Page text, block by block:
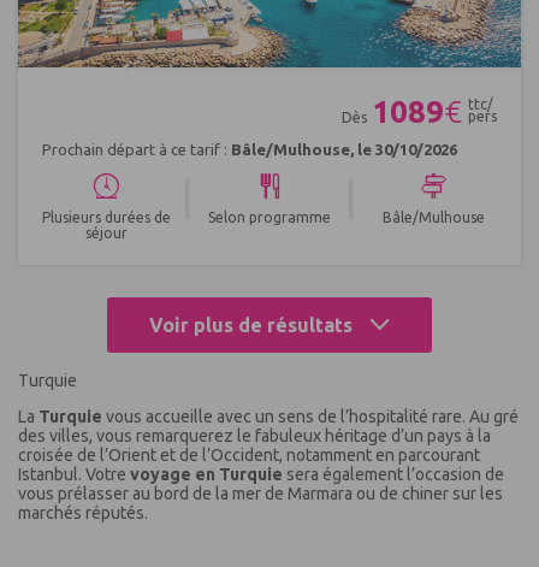
Dès 1089€ ttc/
pers
Prochain départ à ce tarif : Bâle/Mulhouse, le 30/10/2026
Plusieurs durées de
séjour
Selon programme Bâle/Mulhouse
Voir plus de résultats
Turquie
La Turquie vous accueille avec un sens de l’hospitalité rare. Au gré
des villes, vous remarquerez le fabuleux héritage d’un pays à la
croisée de l’Orient et de l’Occident, notamment en parcourant
Istanbul. Votre voyage en Turquie sera également l’occasion de
vous prélasser au bord de la mer de Marmara ou de chiner sur les
marchés réputés.